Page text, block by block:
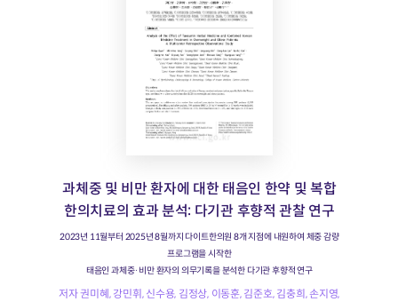
과체중 및 비만 환자에 대한 태음인 한약 및 복합
한의치료의 효과 분석: 다기관 후향적 관찰 연구
2023년 11월부터 2025년 8월까지 다이트한의원 8개 지점에 내원하여 체중 감량
프로그램을 시작한
태음인 과체중·비만 환자의 의무기록을 분석한 다기관 후향적 연구
저자 권미혜, 강민휘, 신수용, 김정상, 이동훈, 김준호, 김충희, 손지영,